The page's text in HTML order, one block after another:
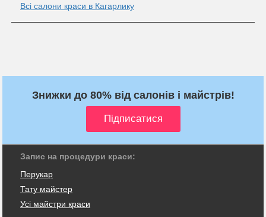
Всі салони краси в Кагарлику
Знижки до 80% від салонів і майстрів!
Запис на процедури краси:
Перукар
Тату майстер
Усі майстри краси